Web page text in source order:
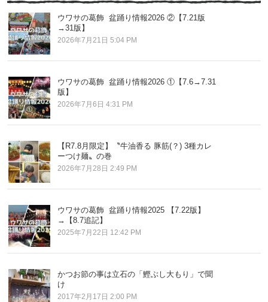
ウワサの葛飾 盆踊り情報2026 ②【7.21版
→31版】
2026年7月21日 5:04 PM
ウワサの葛飾 盆踊り情報2026 ①【7.6→7.31
版】
2026年7月6日 4:31 PM
【R7.8月限定】〝牛油香る 豚筋(？) 3種カレ
ーつけ麺〟の巻
2026年7月28日 2:49 PM
ウワサの葛飾 盆踊り情報2025 【7.22版】
→【8.7追記】
2025年7月22日 12:42 PM
かつお節の事は立石の「鰹ぶし大もり」で聞
け
2017年2月17日 2:00 PM